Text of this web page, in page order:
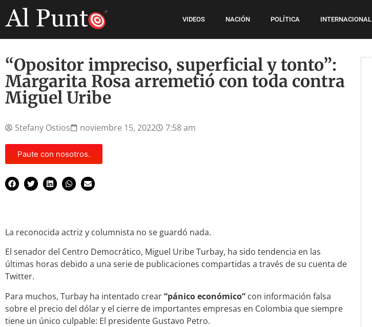
VIDEOS NACIÓN POLÍTICA INTERNACIONAL
“Opositor impreciso, superficial y tonto”:
Margarita Rosa arremetió con toda contra
Miguel Uribe
Stefany Ostios noviembre 15, 2022 7:58 am
Paute con nosotros.
La reconocida actriz y columnista no se guardó nada.
El senador del Centro Democrático, Miguel Uribe Turbay, ha sido tendencia en las
últimas horas debido a una serie de publicaciones compartidas a través de su cuenta de
Twitter.
Para muchos, Turbay ha intentado crear“pánico económico“ con información falsa
sobre el precio del dólar y el cierre de importantes empresas en Colombia que siempre
tiene un único culpable: El presidente Gustavo Petro.